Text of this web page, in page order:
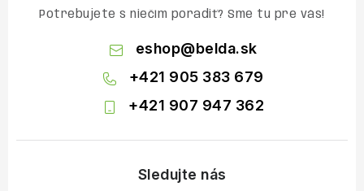
Potrebujete s niečím poradiť? Sme tu pre vás!
eshop@belda.sk
+421 905 383 679
+421 907 947 362